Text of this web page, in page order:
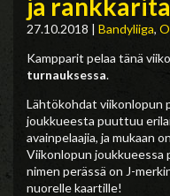
27.10.2018 | Bandyliiga,
Kampparit pelaa tänä
turnauksessa.
Lähtökohdat viikonlopun
joukkueesta puuttuu
avainpelaajia, ja mukaan
Viikonlopun joukkueessa
nimen perässä on J-
nuorelle kaartille!